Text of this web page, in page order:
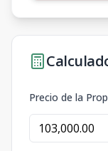
Precio de la